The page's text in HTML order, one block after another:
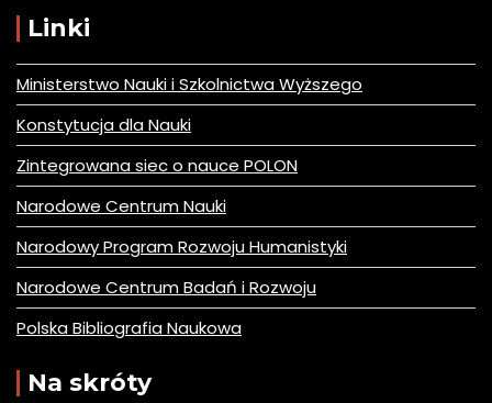
Linki
Ministerstwo Nauki i Szkolnictwa Wyższego
Konstytucja dla Nauki
Zintegrowana siec o nauce POLON
Narodowe Centrum Nauki
Narodowy Program Rozwoju Humanistyki
Narodowe Centrum Badań i Rozwoju
Polska Bibliografia Naukowa
Na skróty